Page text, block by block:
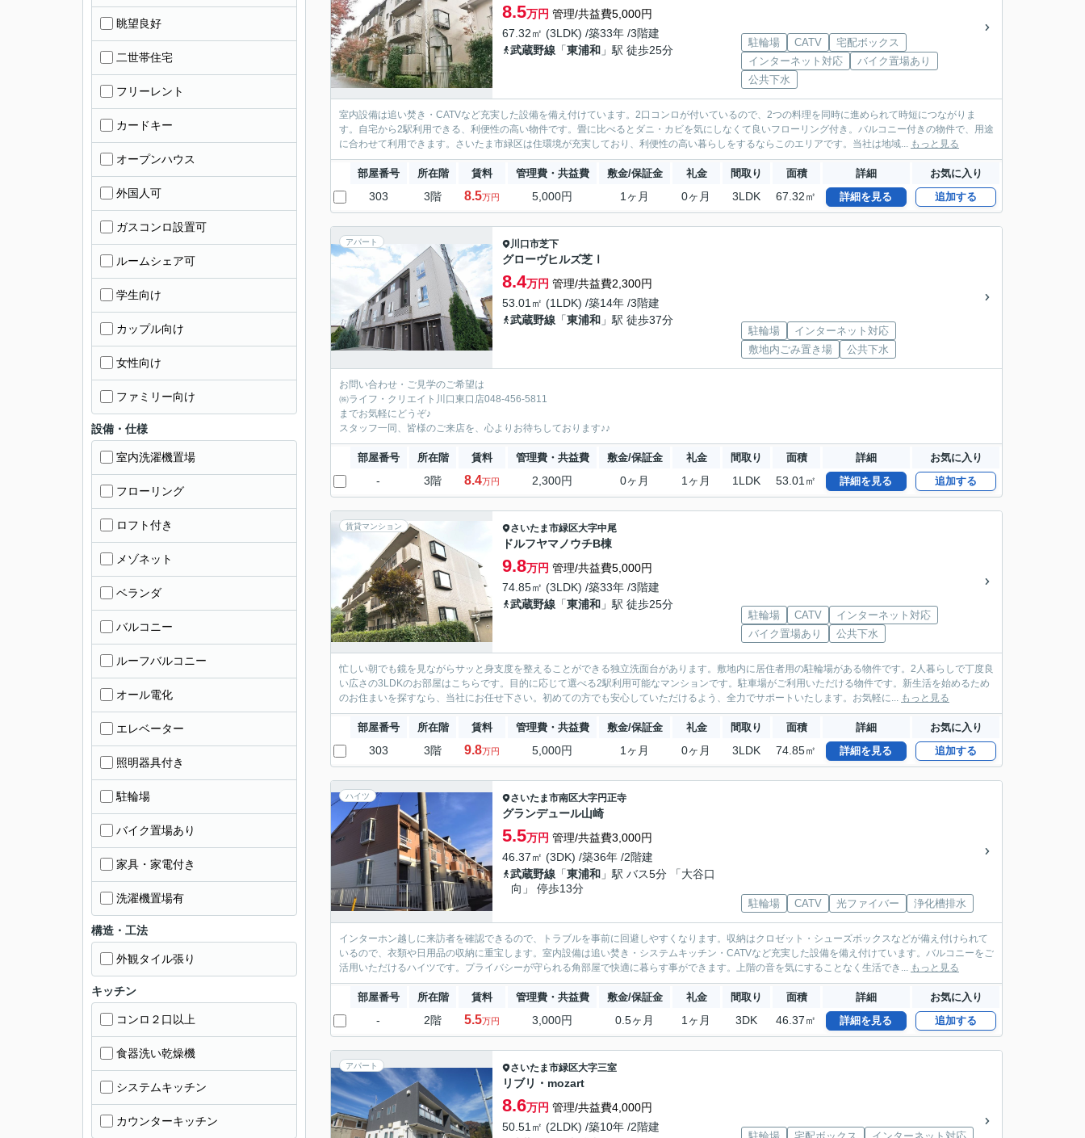
8.5万円 管理/共益費5,000円
67.32㎡ (3LDK) /築33年 /3階建
武蔵野線 「東浦和 」駅 徒歩25分
駐輪場 CATV
宅配ボックス
インターネット対応
バイク置場あり
公共下水
室内設備は追い焚き・CATVなど充実した設備を備え付けています。2口コンロが付いているので、2つの料理を同時に進められて時短につながりま
す。自宅から2駅利用できる、利便性の高い物件です。畳に比べるとダニ・カビを気にしなくて良いフローリング付き。バルコニー付きの物件で、用途
に合わせて利用できます。さいたま市緑区は住環境が充実しており、利便性の高い暮らしをするならこのエリアです。当社は地域...
もっと見る
部屋番号 所在階 賃料 管理費・共益費 敷金/保証金 礼金 間取り 面積 詳細 お気に入り
303 3階 8.5万円 5,000円 1ヶ月 0ヶ月 3LDK 67.32㎡ 詳細を見る 追加する
アパート 川口市芝下
グローヴヒルズ芝Ⅰ
8.4万円 管理/共益費2,300円
53.01㎡ (1LDK) /築14年 /3階建
武蔵野線 「東浦和 」駅 徒歩37分
駐輪場
インターネット対応
敷地内ごみ置き場
公共下水
お問い合わせ・ご見学のご希望は
㈱ライフ・クリエイト川口東口店048-456-5811
までお気軽にどうぞ♪
スタッフ一同、皆様のご来店を、心よりお待ちしております♪♪
部屋番号 所在階 賃料 管理費・共益費 敷金/保証金 礼金 間取り 面積 詳細 お気に入り
- 3階 8.4万円 2,300円 0ヶ月 1ヶ月 1LDK 53.01㎡ 詳細を見る 追加する
賃貸マンション さいたま市緑区大字中尾
ドルフヤマノウチB棟
9.8万円 管理/共益費5,000円
74.85㎡ (3LDK) /築33年 /3階建
武蔵野線 「東浦和 」駅 徒歩25分
駐輪場 CATV
インターネット対応
バイク置場あり
公共下水
忙しい朝でも鏡を見ながらサッと身支度を整えることができる独立洗面台があります。敷地内に居住者用の駐輪場がある物件です。2人暮らしで丁度良
い広さの3LDKのお部屋はこちらです。目的に応じて選べる2駅利用可能なマンションです。駐車場がご利用いただける物件です。新生活を始めるため
のお住まいを探すなら、当社にお任せ下さい。初めての方でも安心していただけるよう、全力でサポートいたします。お気軽に...
もっと見る
部屋番号 所在階 賃料 管理費・共益費 敷金/保証金 礼金 間取り 面積 詳細 お気に入り
303 3階 9.8万円 5,000円 1ヶ月 0ヶ月 3LDK 74.85㎡ 詳細を見る 追加する
ハイツ さいたま市南区大字円正寺
グランデュール山崎
5.5万円 管理/共益費3,000円
46.37㎡ (3DK) /築36年 /2階建
武蔵野線 「東浦和 」駅 バス5分 「大谷口
向」 停歩13分
駐輪場 CATV 光ファイバー 浄化槽排水
インターホン越しに来訪者を確認できるので、トラブルを事前に回避しやすくなります。収納はクロゼット・シューズボックスなどが備え付けられて
いるので、衣類や日用品の収納に重宝します。室内設備は追い焚き・システムキッチン・CATVなど充実した設備を備え付けています。バルコニーをご
活用いただけるハイツです。プライバシーが守られる角部屋で快適に暮らす事ができます。上階の音を気にすることなく生活でき...
もっと見る
部屋番号 所在階 賃料 管理費・共益費 敷金/保証金 礼金 間取り 面積 詳細 お気に入り
- 2階 5.5万円 3,000円 0.5ヶ月 1ヶ月 3DK 46.37㎡ 詳細を見る 追加する
アパート さいたま市緑区大字三室
リブリ・mozart
8.6万円 管理/共益費4,000円
50.51㎡ (2LDK) /築10年 /2階建
眺望良好
二世帯住宅
フリーレント
カードキー
オープンハウス
外国人可
ガスコンロ設置可
ルームシェア可
学生向け
カップル向け
女性向け
ファミリー向け
設備・仕様
室内洗濯機置場
フローリング
ロフト付き
メゾネット
ベランダ
バルコニー
ルーフバルコニー
オール電化
エレベーター
照明器具付き
駐輪場
バイク置場あり
家具・家電付き
洗濯機置場有
構造・工法
外観タイル張り
キッチン
コンロ２口以上
食器洗い乾燥機
システムキッチン
カウンターキッチン